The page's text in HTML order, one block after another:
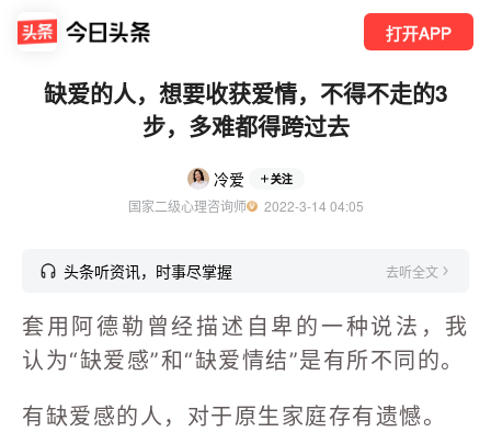
打开APP
缺爱的人，想要收获爱情，不得不走的3
步，多难都得跨过去
冷爱 关注
国家二级心理咨询师
  2022-3-14 04:05
头条听资讯，时事尽掌握 去听全文
套用阿德勒曾经描述自卑的一种说法，我
认为“缺爱感”和“缺爱情结”是有所不同的。
有缺爱感的人，对于原生家庭存有遗憾。